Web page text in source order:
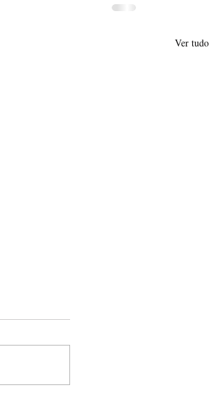
Ver tudo